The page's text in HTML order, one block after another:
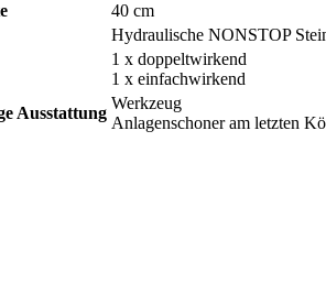
40 cm
Hydraulische NONSTOP
1 x doppeltwirkend
1 x einfachwirkend
Ausstattung
Werkzeug
Anlagenschoner am letzten